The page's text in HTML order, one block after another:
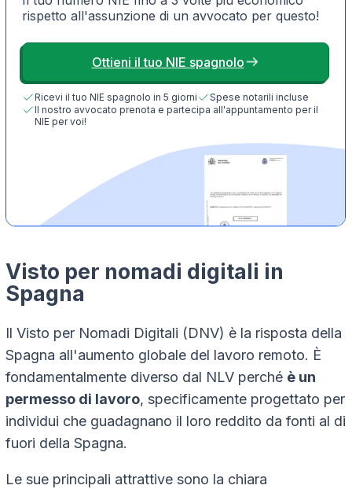
rispetto all'assunzione di un avvocato per questo!
Ottieni il tuo NIE spagnolo
Ricevi il tuo NIE spagnolo in 5 giorni
Spese notarili incluse
Il nostro avvocato prenota e partecipa all'appuntamento per il
NIE per voi!
Visto per nomadi digitali in
Spagna
Il Visto per Nomadi Digitali (DNV) è la risposta della
Spagna all'aumento globale del lavoro remoto. È
fondamentalmente diverso dal NLV perché è un
permesso di lavoro, specificamente progettato per
individui che guadagnano il loro reddito da fonti al di
fuori della Spagna.
Le sue principali attrattive sono la chiara